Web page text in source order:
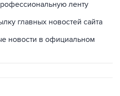
ленту
главных новостей сайта
новости в официальном